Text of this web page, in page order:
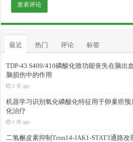
最近 热门 评论 标签
TDP-43 S409/410磷酸化致功能丧失在脑出
脑损伤中的作用
3 天 ago
机器学习识别氧化磷酸化特征用于卵巢癌预
化治疗
1 周 ago
二氢槲皮素抑制Trim14-JAK1-STAT3通路改